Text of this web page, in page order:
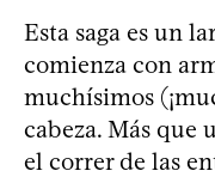
Esta saga es un
comienza con
muchísimos
cabeza. Más que
el correr de las